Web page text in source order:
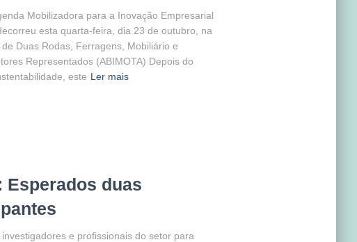
Mobilizadora para a Inovação Empresarial
esta quarta-feira, dia 23 de outubro, na
Duas Rodas, Ferragens, Mobiliário e
Representados (ABIMOTA) Depois do
este Ler mais
Esperados duas
e profissionais do setor para